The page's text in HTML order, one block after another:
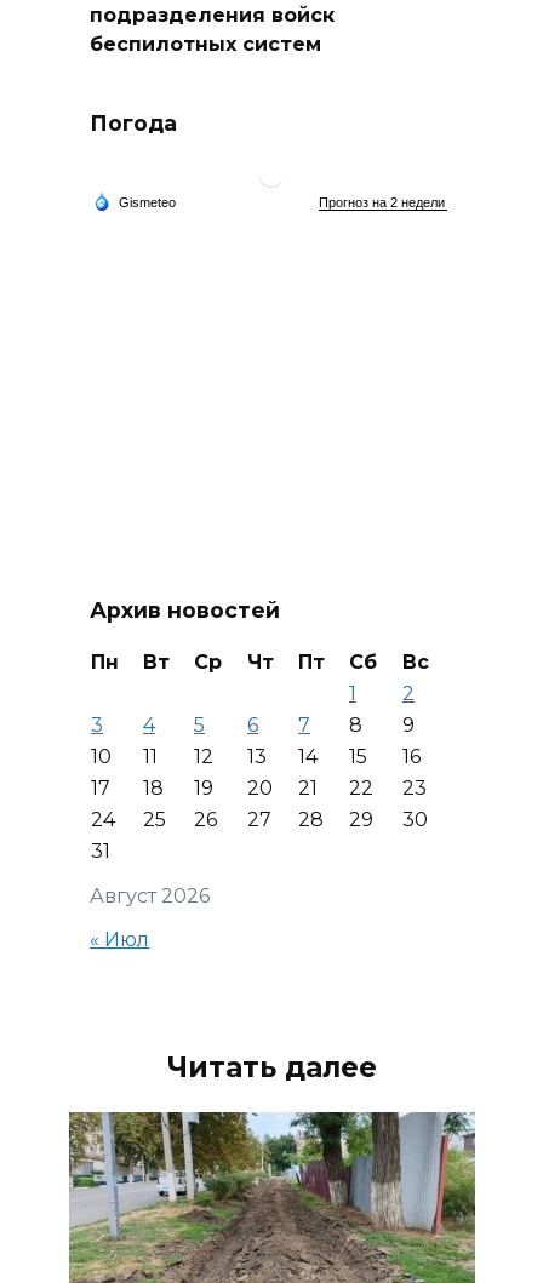
подразделения войск
беспилотных систем
Погода
Архив новостей
Август 2026
Пн Вт Ср Чт Пт Сб
Вс
1
2
3
4 5 6 7 8
9
10
11 12 13 14 15
16
17
18 19 20 21 22
23
24
25 26 27 28 29
30
31
« Июл
Читать далее